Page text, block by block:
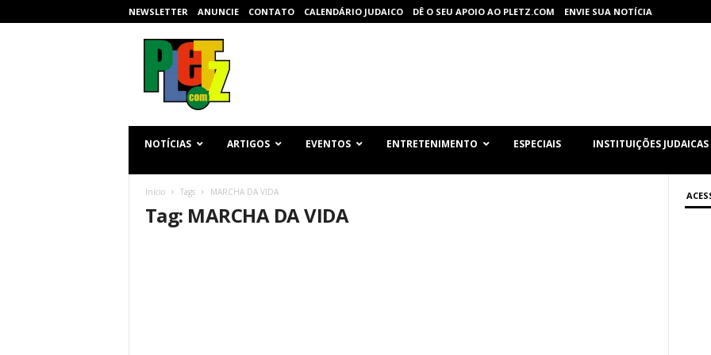
NEWSLETTER ANUNCIE CONTATO CALENDÁRIO JUDAICO DÊ O SEU APOIO AO PLETZ.COM ENVIE SUA NOTÍCIA
NOTÍCIAS ARTIGOS EVENTOS ENTRETENIMENTO ESPECIAIS INSTITUIÇÕES JUDAICAS
Início Tags MARCHA DA VIDA
Tag: MARCHA DA VIDA